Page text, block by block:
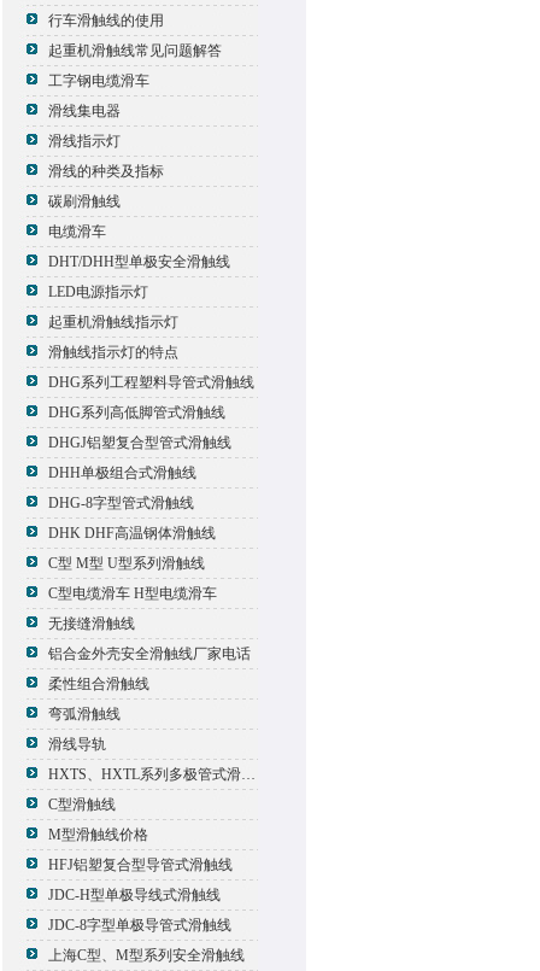
行车滑触线的使用
起重机滑触线常见问题解答
工字钢电缆滑车
滑线集电器
滑线指示灯
滑线的种类及指标
碳刷滑触线
电缆滑车
DHT/DHH型单极安全滑触线
LED电源指示灯
起重机滑触线指示灯
滑触线指示灯的特点
DHG系列工程塑料导管式滑触线
DHG系列高低脚管式滑触线
DHGJ铝塑复合型管式滑触线
DHH单极组合式滑触线
DHG-8字型管式滑触线
DHK DHF高温钢体滑触线
C型 M型 U型系列滑触线
C型电缆滑车 H型电缆滑车
无接缝滑触线
铝合金外壳安全滑触线厂家电话
柔性组合滑触线
弯弧滑触线
滑线导轨
HXTS、HXTL系列多极管式滑触线报价
C型滑触线
M型滑触线价格
HFJ铝塑复合型导管式滑触线
JDC-H型单极导线式滑触线
JDC-8字型单极导管式滑触线
上海C型、M型系列安全滑触线